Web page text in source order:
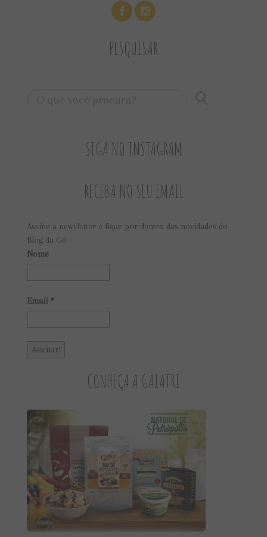
PESQUISAR
SIGA NO INSTAGRAM
RECEBA NO SEU EMAIL
Assine a newsletter e fique por dentro das novidades do
Blog da Gê!
Nome
Email *
CONHEÇA A GAIATRI